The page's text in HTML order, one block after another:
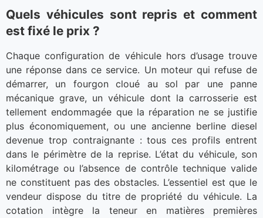
Quels véhicules sont repris et comment
est fixé le prix ?
Chaque configuration de véhicule hors d’usage trouve
une réponse dans ce service. Un moteur qui refuse de
démarrer, un fourgon cloué au sol par une panne
mécanique grave, un véhicule dont la carrosserie est
tellement endommagée que la réparation ne se justifie
plus économiquement, ou une ancienne berline diesel
devenue trop contraignante : tous ces profils entrent
dans le périmètre de la reprise. L’état du véhicule, son
kilométrage ou l’absence de contrôle technique valide
ne constituent pas des obstacles. L’essentiel est que le
vendeur dispose du titre de propriété du véhicule. La
cotation intègre la teneur en matières premières